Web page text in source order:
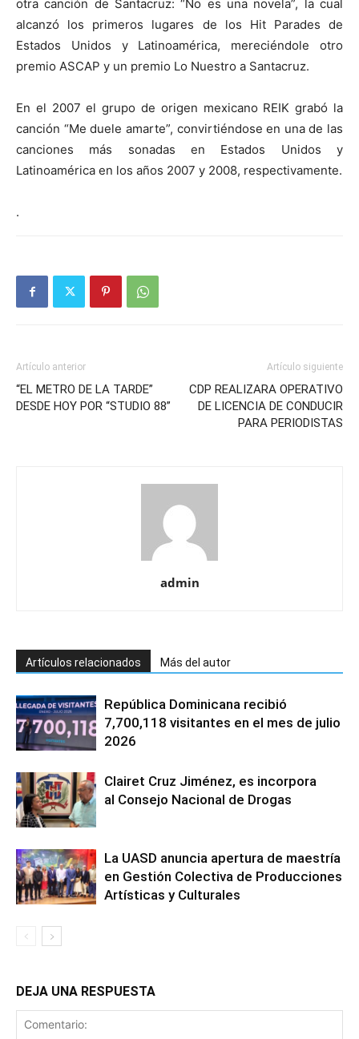
otra canción de Santacruz: “No es una novela”, la cual
alcanzó los primeros lugares de los Hit Parades de
Estados Unidos y Latinoamérica, mereciéndole otro
premio ASCAP y un premio Lo Nuestro a Santacruz.
En el 2007 el grupo de origen mexicano REIK grabó la
canción “Me duele amarte”, convirtiéndose en una de las
canciones más sonadas en Estados Unidos y
Latinoamérica en los años 2007 y 2008, respectivamente.
.
Artículo anterior
“EL METRO DE LA TARDE”
DESDE HOY POR “STUDIO 88”
Artículo siguiente
CDP REALIZARA OPERATIVO
DE LICENCIA DE CONDUCIR
PARA PERIODISTAS
admin
Artículos relacionados Más del autor
República Dominicana recibió
7,700,118 visitantes en el mes de julio
2026
Clairet Cruz Jiménez, es incorpora
al Consejo Nacional de Drogas
La UASD anuncia apertura de maestría
en Gestión Colectiva de Producciones
Artísticas y Culturales
DEJA UNA RESPUESTA